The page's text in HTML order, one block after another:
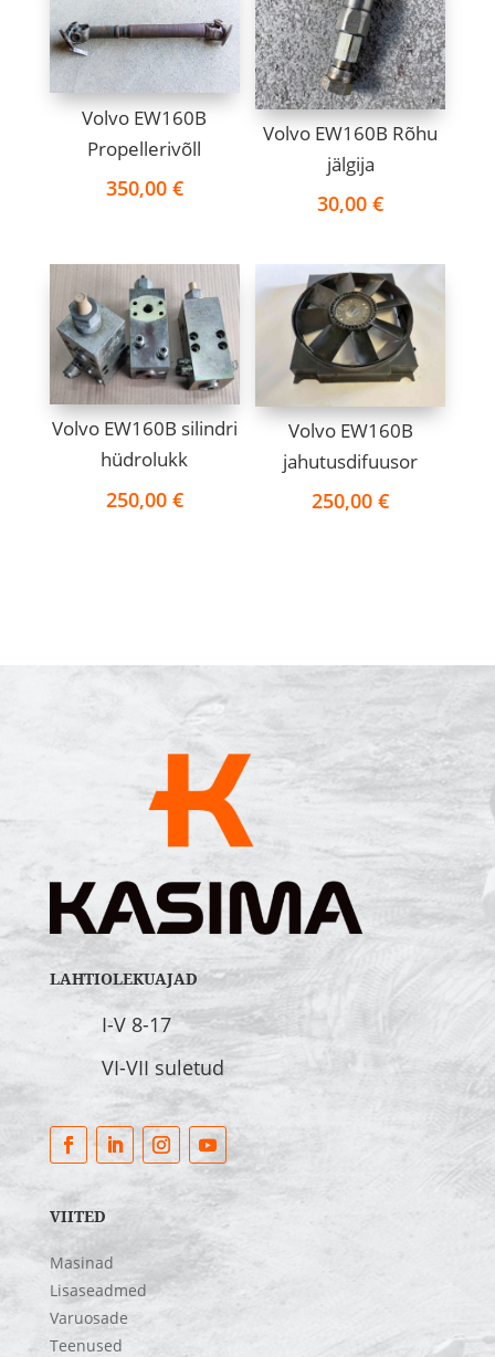
Volvo EW160B
Propellerivõll
350,00 €
Volvo EW160B Rõhu
jälgija
30,00€
Volvo EW160B silindri
hüdrolukk
250,00 €
Volvo EW160B
jahutusdifuusor
250,00€
LAHTIOLEKUAJAD
I-V 8-17
VI-VII suletud
VIITED
Masinad
Lisaseadmed
Varuosade
Teenused